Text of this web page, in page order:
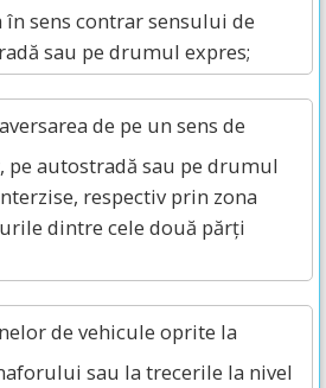
sens contrar sensului de
sau pe drumul expres;
de pe un sens de
pe autostradă sau pe drumul
respectiv prin zona
dintre cele două părți
de vehicule oprite la
sau la trecerile la nivel